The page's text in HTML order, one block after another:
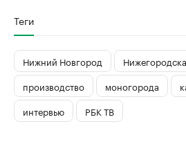
Теги
Нижний Новгород
производство
моногорода
интервью
РБК ТВ